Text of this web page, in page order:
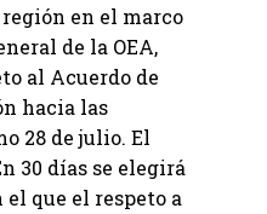
en el marco
de la OEA,
al Acuerdo de
hacia las
28 de julio. El
30 días se elegirá
que el respeto a